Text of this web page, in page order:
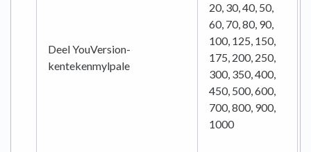
Deel YouVersion-
kentekenmylpale
20, 30, 40, 50,
60, 70, 80, 90,
100, 125, 150,
175, 200, 250,
300, 350, 400,
450, 500, 600,
700, 800, 900,
1000